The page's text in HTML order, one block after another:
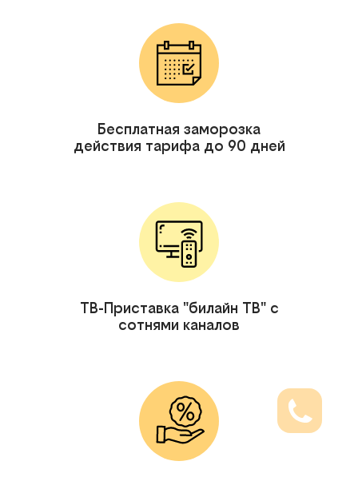
Бесплатная заморозка
действия тарифа до 90 дней
ТВ-Приставка "билайн ТВ" с
сотнями каналов